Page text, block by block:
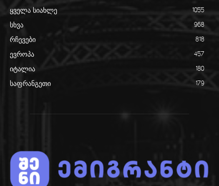
ყველა სიახლე 1055
სხვა 968
რჩევები 818
ევროპა 457
იტალია 180
საფრანგეთი 179